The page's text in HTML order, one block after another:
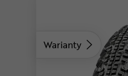
Warianty